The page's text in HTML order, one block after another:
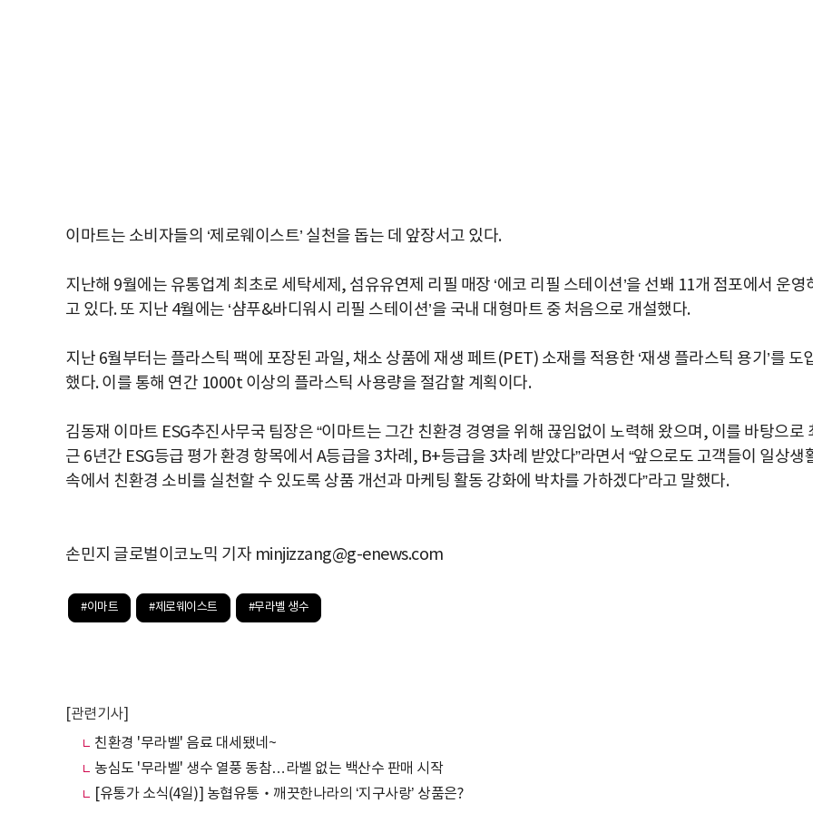
이마트는 소비자들의 ‘제로웨이스트’ 실천을 돕는 데 앞장서고 있다.
지난해 9월에는 유통업계 최초로 세탁세제, 섬유유연제 리필 매장 ‘에코 리필 스테이션’을 선봬 11개 점포에서 운영
고 있다. 또 지난 4월에는 ‘샴푸&바디워시 리필 스테이션’을 국내 대형마트 중 처음으로 개설했다.
지난 6월부터는 플라스틱 팩에 포장된 과일, 채소 상품에 재생 페트(PET) 소재를 적용한 ‘재생 플라스틱 용기’를 도
했다. 이를 통해 연간 1000t 이상의 플라스틱 사용량을 절감할 계획이다.
김동재 이마트 ESG추진사무국 팀장은 “이마트는 그간 친환경 경영을 위해 끊임없이 노력해 왔으며, 이를 바탕으로
근 6년간 ESG등급 평가 환경 항목에서 A등급을 3차례, B+등급을 3차례 받았다”라면서 “앞으로도 고객들이 일상생
속에서 친환경 소비를 실천할 수 있도록 상품 개선과 마케팅 활동 강화에 박차를 가하겠다”라고 말했다.
손민지 글로벌이코노믹 기자 minjizzang@g-enews.com
#이마트 #제로웨이스트 #무라벨 생수
[관련기사]
친환경 '무라벨' 음료 대세됐네~
농심도 '무라벨' 생수 열풍 동참…라벨 없는 백산수 판매 시작
[유통가 소식(4일)] 농협유통‧깨끗한나라의 ‘지구사랑’ 상품은?